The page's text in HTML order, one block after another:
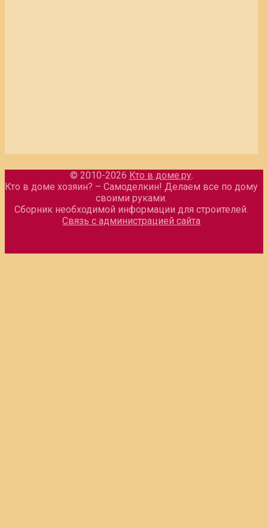
© 2010-2026 Кто в доме.ру.
Кто в доме хозяин? – Самоделкин! Делаем все по дому
своими руками.
Сборник необходимой информации для строителей.
Связь с администрацией сайта